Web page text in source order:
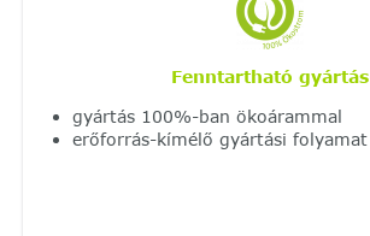
Fenntartható gyártás
gyártás 100%-ban ökoárammal
erőforrás-kímélő gyártási folyamat